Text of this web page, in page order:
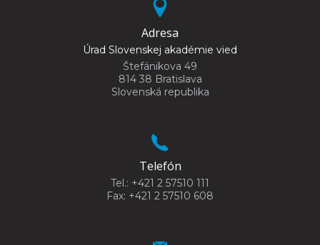
Adresa
Úrad Slovenskej akadémie vied
Štefánikova 49
814 38 Bratislava
Slovenská republika
Telefón
Tel.: +421 2 57510 111
Fax: +421 2 57510 608